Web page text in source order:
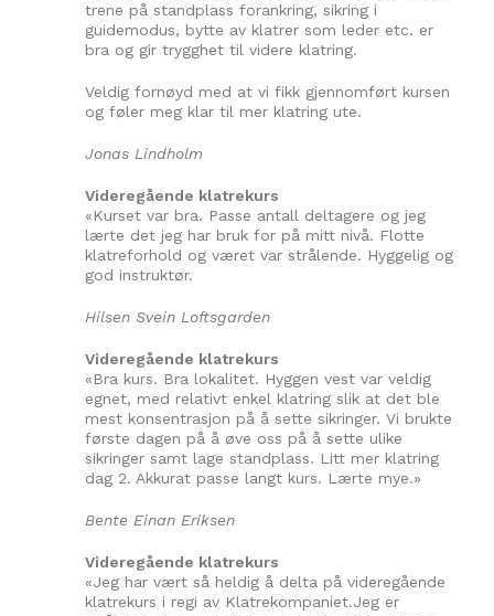
trene på standplass forankring, sikring i
guidemodus, bytte av klatrer som leder etc. er
bra og gir trygghet til videre klatring.
Veldig fornøyd med at vi fikk gjennomført kursen
og føler meg klar til mer klatring ute.
Jonas Lindholm
Videregående klatrekurs
«Kurset var bra. Passe antall deltagere og jeg
lærte det jeg har bruk for på mitt nivå. Flotte
klatreforhold og været var strålende. Hyggelig og
god instruktør.
Hilsen Svein Loftsgarden
Videregående klatrekurs
«Bra kurs. Bra lokalitet. Hyggen vest var veldig
egnet, med relativt enkel klatring slik at det ble
mest konsentrasjon på å sette sikringer. Vi brukte
første dagen på å øve oss på å sette ulike
sikringer samt lage standplass. Litt mer klatring
dag 2. Akkurat passe langt kurs. Lærte mye.»
Bente Einan Eriksen
Videregående klatrekurs
«Jeg har vært så heldig å delta på videregående
klatrekurs i regi av Klatrekompaniet.Jeg er